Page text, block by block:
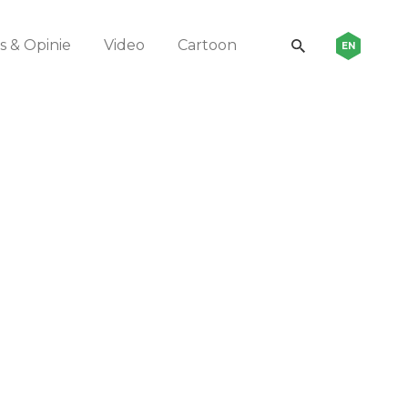
& Opinie Video Cartoon EN